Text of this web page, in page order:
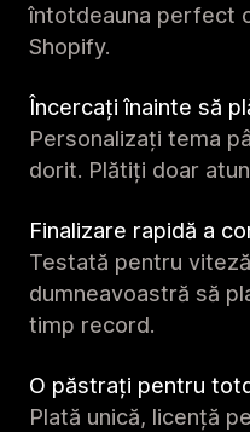
întotdeauna perfect
Shopify.
Încercați înainte să
Personalizați tema
dorit. Plătiți doar
Finalizare rapidă a
Testată pentru
dumneavoastră să
timp record.
O păstrați pentru
Plată unică, licență